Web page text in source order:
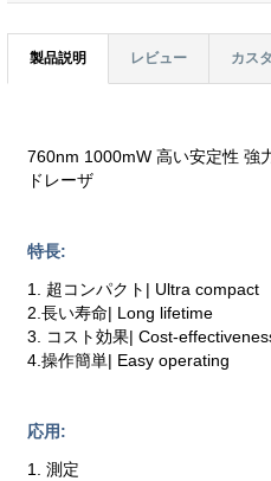
製品説明 レビュー カス
760nm 1000mW 高い安定性 強
ドレーザ
特長:
1. 超コンパクト| Ultra compact
2.長い寿命| Long lifetime
3. コスト効果| Cost-
4.操作簡単| Easy operating
応用:
1. 測定